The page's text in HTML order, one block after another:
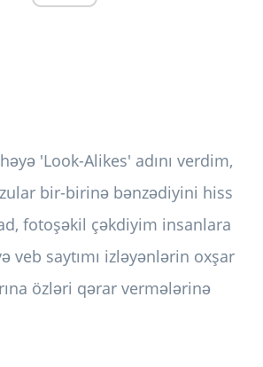
'Look-Alikes' adını verdim,
bir-birinə bənzədiyini hiss
fotoşəkil çəkdiyim insanlara
veb saytımı izləyənlərin oxşar
özləri qərar vermələrinə